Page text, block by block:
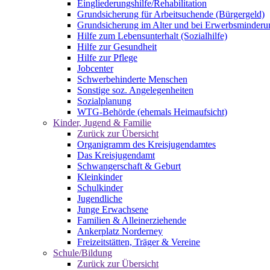
Eingliederungshilfe/Rehabilitation
Grundsicherung für Arbeitsuchende (Bürgergeld)
Grundsicherung im Alter und bei
Hilfe zum Lebensunterhalt (Sozialhilfe)
Hilfe zur Gesundheit
Hilfe zur Pflege
Jobcenter
Schwerbehinderte Menschen
Sonstige soz. Angelegenheiten
Sozialplanung
WTG-Behörde (ehemals Heimaufsicht)
Kinder, Jugend & Familie
Zurück zur Übersicht
Organigramm des Kreisjugendamtes
Das Kreisjugendamt
Schwangerschaft & Geburt
Kleinkinder
Schulkinder
Jugendliche
Junge Erwachsene
Familien & Alleinerziehende
Ankerplatz Norderney
Freizeitstätten, Träger & Vereine
Schule/Bildung
Zurück zur Übersicht